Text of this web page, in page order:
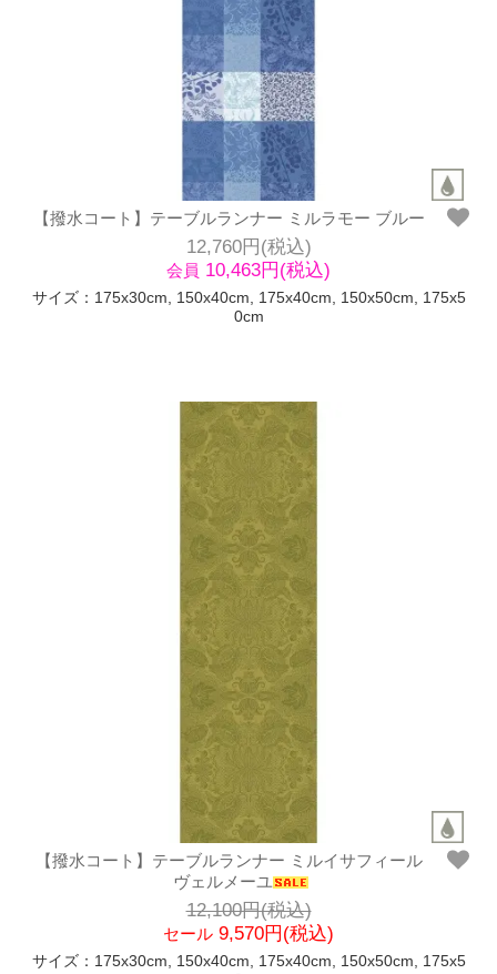
【撥水コート】テーブルランナー ミルラモー ブルー
12,760円(税込)
会員 10,463円(税込)
サイズ：175x30cm, 150x40cm, 175x40cm, 150x50cm, 175x5
0cm
【撥水コート】テーブルランナー ミルイサフィール
ヴェルメーユ
12,100円(税込)
セール 9,570円(税込)
サイズ：175x30cm, 150x40cm, 175x40cm, 150x50cm, 175x5